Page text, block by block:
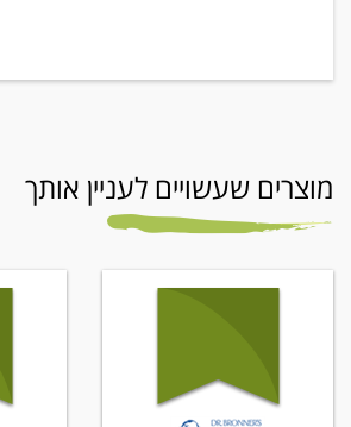
מוצרים שעשויים לעניין אותך